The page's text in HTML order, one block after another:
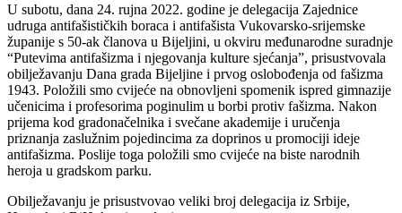
U subotu, dana 24. rujna 2022. godine je delegacija Zajednice
udruga antifašističkih boraca i antifašista Vukovarsko-srijemske
županije s 50-ak članova u Bijeljini, u okviru međunarodne suradnje
“Putevima antifašizma i njegovanja kulture sjećanja”, prisustvovala
obilježavanju Dana grada Bijeljine i prvog oslobođenja od fašizma
1943. Položili smo cvijeće na obnovljeni spomenik ispred gimnazije
učenicima i profesorima poginulim u borbi protiv fašizma. Nakon
prijema kod gradonačelnika i svečane akademije i uručenja
priznanja zaslužnim pojedincima za doprinos u promociji ideje
antifašizma. Poslije toga položili smo cvijeće na biste narodnih
heroja u gradskom parku.
Obilježavanju je prisustvovao veliki broj delegacija iz Srbije,